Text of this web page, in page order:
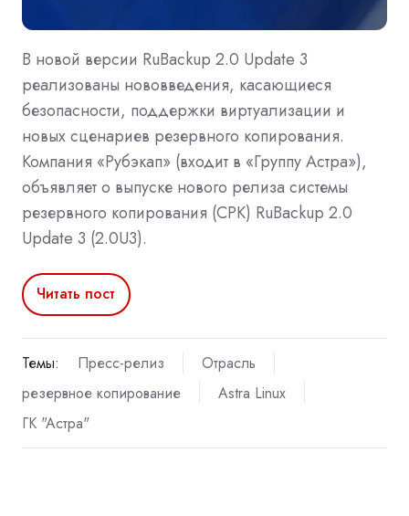
В новой версии RuBackup 2.0 Update 3
реализованы нововведения, касающиеся
безопасности, поддержки виртуализации и
новых сценариев резервного копирования.
Компания «Рубэкап» (входит в «Группу Астра»),
объявляет о выпуске нового релиза системы
резервного копирования (СРК) RuBackup 2.0
Update 3 (2.0U3).
Читать пост
Темы: Пресс-релиз
Отрасль
резервное копирование
Astra Linux
ГК "Астра"